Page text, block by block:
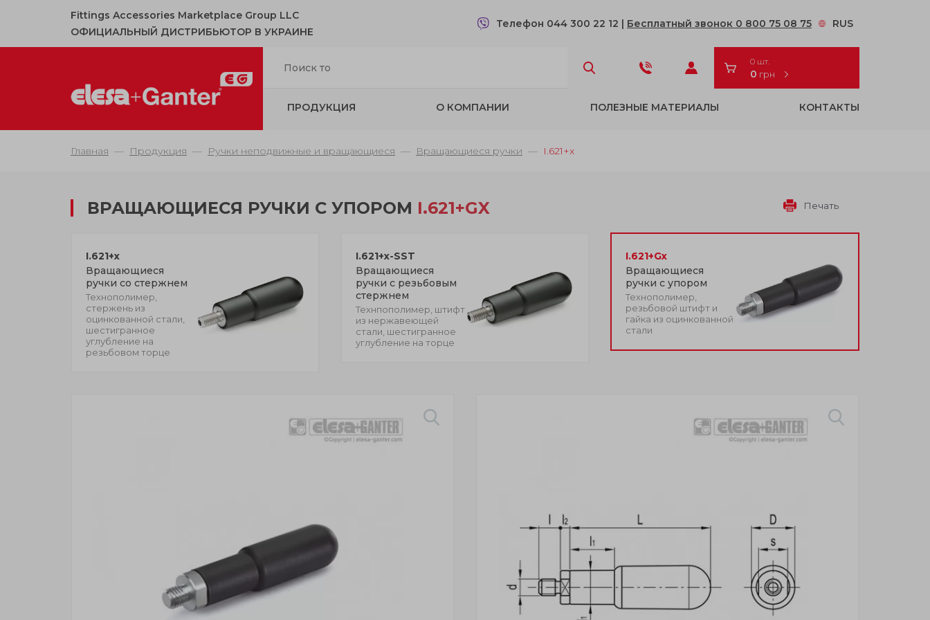
Fittings Accessories Marketplace Group LLC
ОФИЦИАЛЬНЫЙ ДИСТРИБЬЮТОР В УКРАИНЕ
Телефон 044 300 22 12 | Бесплатный звонок 0 800 75 08 75 RUS
0 шт.
0 грн
ПРОДУКЦИЯ О КОМПАНИИ ПОЛЕЗНЫЕ МАТЕРИАЛЫ КОНТАКТЫ
Главная Продукция Ручки неподвижные и вращающиеся Вращающиеся ручки I.621+x
ВРАЩАЮЩИЕСЯ РУЧКИ С УПОРОМ I.621+GX Печать
I.621+x
Вращающиеся
ручки со стержнем
Технополимер,
стержень из
оцинкованной стали,
шестигранное
углубление на
резьбовом торце
I.621+x-SST
Вращающиеся
ручки с резьбовым
стержнем
Технпополимер, штифт
из нержавеющей
стали, шестигранное
углубление на торце
I.621+Gx
Вращающиеся
ручки с упором
Технополимер,
резьбовой штифт и
гайка из оцинкованной
стали